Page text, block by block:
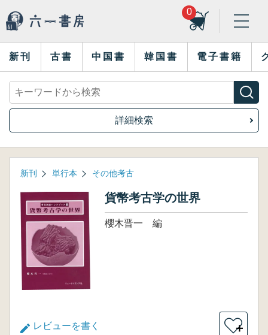
0
新刊 古書 中国書 韓国書 電子書籍
詳細検索
新刊 単行本 その他考古
貨幣考古学の世界
櫻木晋一 編
レビューを書く ＋